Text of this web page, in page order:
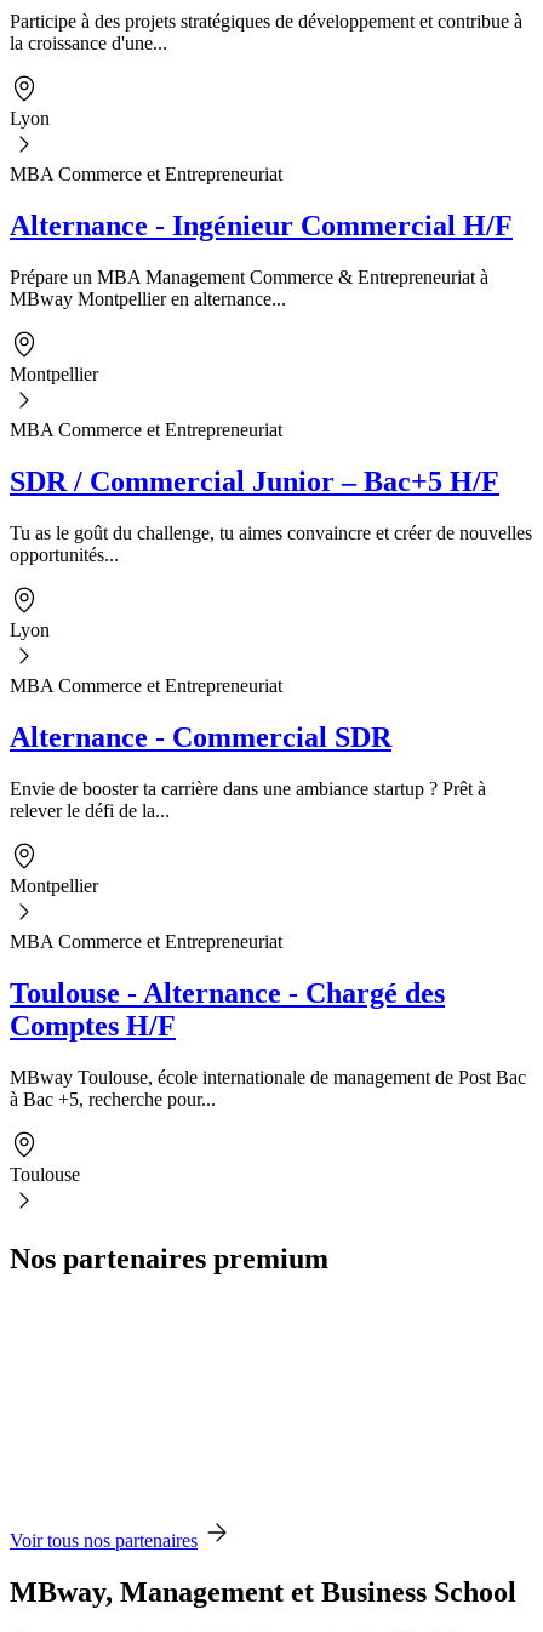
Participe à des projets stratégiques de développement et contribue à
la croissance d'une...
Lyon
MBA Commerce et Entrepreneuriat
Alternance - Ingénieur Commercial H/F
Prépare un MBA Management Commerce & Entrepreneuriat à
MBway Montpellier en alternance...
Montpellier
MBA Commerce et Entrepreneuriat
SDR / Commercial Junior – Bac+5 H/F
Tu as le goût du challenge, tu aimes convaincre et créer de nouvelles
opportunités...
Lyon
MBA Commerce et Entrepreneuriat
Alternance - Commercial SDR
Envie de booster ta carrière dans une ambiance startup ? Prêt à
relever le défi de la...
Montpellier
MBA Commerce et Entrepreneuriat
Toulouse - Alternance - Chargé des
Comptes H/F
MBway Toulouse, école internationale de management de Post Bac
à Bac +5, recherche pour...
Toulouse
Nos partenaires premium
Voir tous nos partenaires
MBway, Management et Business School